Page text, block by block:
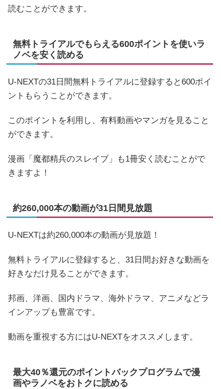
読むことができます。
無料トライアルでもらえる600ポイントを使いラ
ノベを安く読める
U-NEXTの31日間無料トライアルに登録すると600ポイ
ントもらうことができます。
このポイントを利用し、有料動画やマンガを見ること
ができます。
漫画「魔都精兵のスレイブ」も1冊安く読むことがで
きますよ！
約260,000本の動画が31日間見放題
U-NEXTは約260,000本の動画が見放題！
無料トライアルに登録すると、31日間お好きな動画を
好きなだけ見ることができます。
邦画、洋画、国内ドラマ、海外ドラマ、アニメなどラ
インアップも豊富です。
動画を重視する方にはU-NEXTをオススメします。
最大40％還元のポイントバックプログラムで漫
画やラノベをおトクに読める